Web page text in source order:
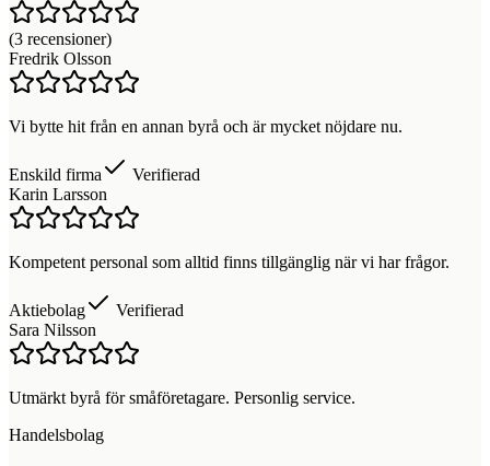
(3 recensioner)
Fredrik Olsson
Vi bytte hit från en annan byrå och är mycket nöjdare nu.
Enskild firma
Verifierad
Karin Larsson
Kompetent personal som alltid finns tillgänglig när vi har frågor.
Aktiebolag
Verifierad
Sara Nilsson
Utmärkt byrå för småföretagare. Personlig service.
Handelsbolag